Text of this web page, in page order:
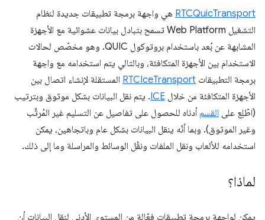
RTCQuicTransport هي واجهة برمجة تطبيقات جديدة لنظام
التشغيل Web Platform تسمح بتبادل بيانات عشوائية مع الأجهزة
المشابهة عن بُعد باستخدام بروتوكول QUIC. وهو مخصّص لحالات
الاستخدام بين الأجهزة المتكافئة، وبالتالي يتم استخدامه مع واجهة
برمجة التطبيقات RTCIceTransport المستقلة لإنشاء اتصال بين
الأجهزة المتكافئة من خلال ICE. يتم نقل البيانات بشكل موثوق وبترتيب
(اطّلِع على القسم أدناه للحصول على تفاصيل عن التسليم غير المُرتَّب
وغير الموثوق). وبما أنّه ينقل البيانات بشكل عام وباتجاهين، يمكن
استخدامه للألعاب ونقل الملفات ونقْل الوسائط والمراسلة وما إلى ذلك.
لماذا؟
يمكن لواجهة برمجة تطبيقات فعّالة من المستوى الأدنى لنقل البيانات أن